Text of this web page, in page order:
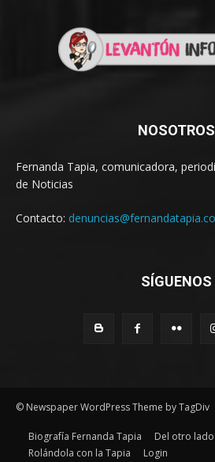
NOSOTROS
Fernanda Tapia, comunicadora,
de Noticias
Contacto:
SÍGUENOS
© Newspaper WordPress Theme by TagDiv
Biografía Fernanda Tapia
Del otro
Rolándola con la Tapia
Login